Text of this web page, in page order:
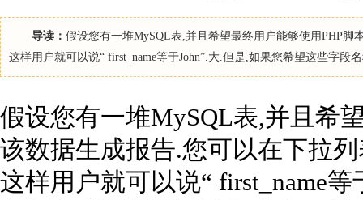
导读： 假设您有一堆MySQL表,并且希望最终用户能够使用PHP
这样用户就可以说“ first_name等于John”.大.但是,如果您希望这些字
假设您有一堆MySQL表,并且希
该数据生成报告.您可以在下拉
这样用户就可以说“ first_name